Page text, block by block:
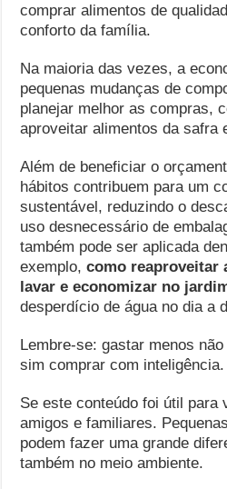
comprar alimentos de
conforto da família.
Na maioria das vezes, a
pequenas mudanças de
planejar melhor as compras,
aproveitar alimentos da safra
Além de beneficiar o
hábitos contribuem para um
sustentável, reduzindo o
uso desnecessário de
também pode ser aplicada
exemplo,como reaproveitar
lavar e economizar no
desperdício de água no dia a
Lembre-se: gastar menos
sim comprar com inteligência.
Se este conteúdo foi útil para
amigos e familiares.
podem fazer uma grande
também no meio ambiente.